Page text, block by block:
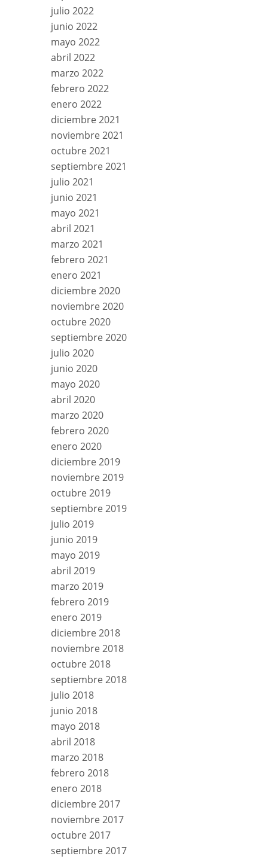
julio 2022
junio 2022
mayo 2022
abril 2022
marzo 2022
febrero 2022
enero 2022
diciembre 2021
noviembre 2021
octubre 2021
septiembre 2021
julio 2021
junio 2021
mayo 2021
abril 2021
marzo 2021
febrero 2021
enero 2021
diciembre 2020
noviembre 2020
octubre 2020
septiembre 2020
julio 2020
junio 2020
mayo 2020
abril 2020
marzo 2020
febrero 2020
enero 2020
diciembre 2019
noviembre 2019
octubre 2019
septiembre 2019
julio 2019
junio 2019
mayo 2019
abril 2019
marzo 2019
febrero 2019
enero 2019
diciembre 2018
noviembre 2018
octubre 2018
septiembre 2018
julio 2018
junio 2018
mayo 2018
abril 2018
marzo 2018
febrero 2018
enero 2018
diciembre 2017
noviembre 2017
octubre 2017
septiembre 2017